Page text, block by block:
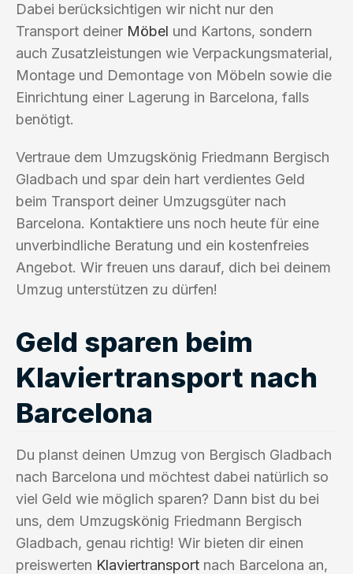
Dabei berücksichtigen wir nicht nur den
Transport deiner Möbel und Kartons, sondern
auch Zusatzleistungen wie Verpackungsmaterial,
Montage und Demontage von Möbeln sowie die
Einrichtung einer Lagerung in Barcelona, falls
benötigt.
Vertraue dem Umzugskönig Friedmann Bergisch
Gladbach und spar dein hart verdientes Geld
beim Transport deiner Umzugsgüter nach
Barcelona. Kontaktiere uns noch heute für eine
unverbindliche Beratung und ein kostenfreies
Angebot. Wir freuen uns darauf, dich bei deinem
Umzug unterstützen zu dürfen!
Geld sparen beim
Klaviertransport nach
Barcelona
Du planst deinen Umzug von Bergisch Gladbach
nach Barcelona und möchtest dabei natürlich so
viel Geld wie möglich sparen? Dann bist du bei
uns, dem Umzugskönig Friedmann Bergisch
Gladbach, genau richtig! Wir bieten dir einen
preiswerten Klaviertransport nach Barcelona an,